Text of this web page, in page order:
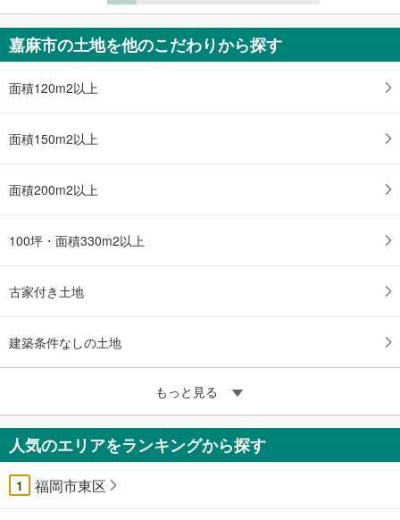
嘉麻市の土地を他のこだわりから探す
面積120m2以上
面積150m2以上
面積200m2以上
100坪・面積330m2以上
古家付き土地
建築条件なしの土地
もっと見る
人気のエリアをランキングから探す
1 福岡市東区